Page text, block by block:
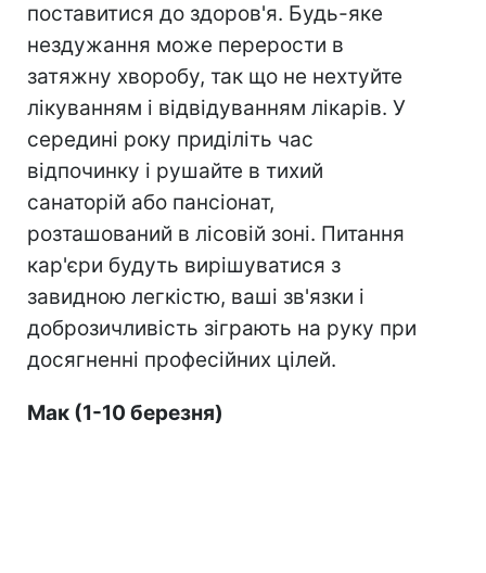
поставитися до здоров'я. Будь-яке
нездужання може перерости в
затяжну хворобу, так що не нехтуйте
лікуванням і відвідуванням лікарів. У
середині року приділіть час
відпочинку і рушайте в тихий
санаторій або пансіонат,
розташований в лісовій зоні. Питання
кар'єри будуть вирішуватися з
завидною легкістю, ваші зв'язки і
доброзичливість зіграють на руку при
досягненні професійних цілей.
Мак (1-10 березня)